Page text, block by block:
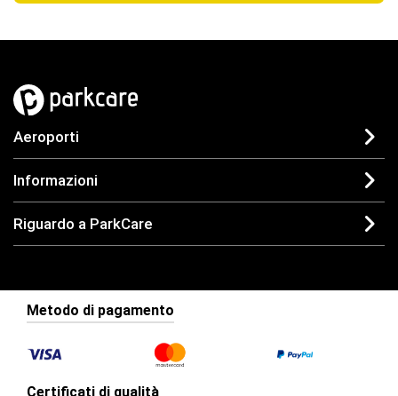
Aeroporti
Informazioni
Riguardo a ParkCare
Metodo di pagamento
Certificati di qualità